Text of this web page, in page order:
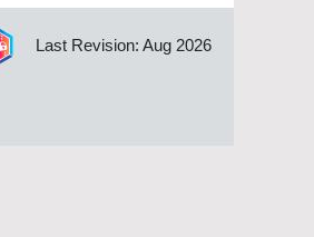
Last Revision: Aug 2026